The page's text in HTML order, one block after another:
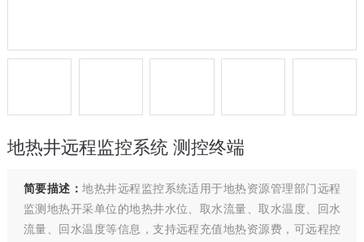
地热井远程监控系统 测控终端
简要描述：地热井远程监控系统适用于地热资源管理部门远程
监测地热开采单位的地热井水位、取水流量、取水温度、回水
流量、回水温度等信息，支持远程充值地热资源费，可远程控